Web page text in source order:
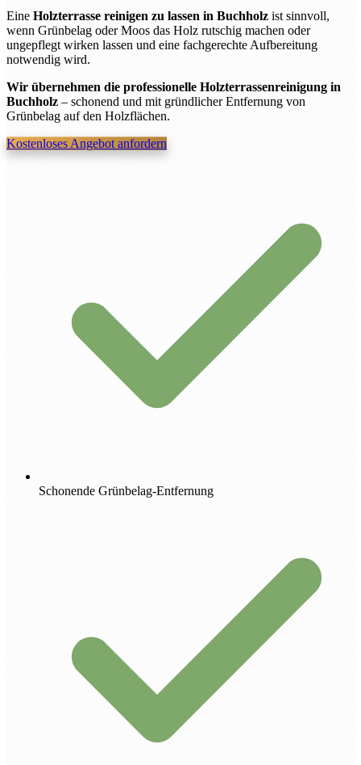
Eine Holzterrasse reinigen zu lassen in Buchholz ist sinnvoll,
wenn Grünbelag oder Moos das Holz rutschig machen oder
ungepflegt wirken lassen und eine fachgerechte Aufbereitung
notwendig wird.
Wir übernehmen die professionelle Holzterrassenreinigung in
Buchholz– schonend und mit gründlicher Entfernung von
Grünbelag auf den Holzflächen.
Kostenloses Angebot anfordern
Schonende Grünbelag-Entfernung